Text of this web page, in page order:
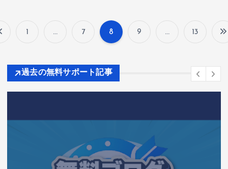
投
稿
の
ペ
ー
1 … 7 8 9 … 13
過去の無料サポート記事